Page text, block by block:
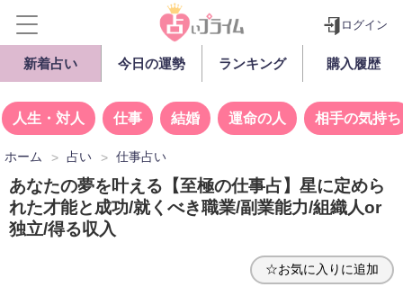
ログイン
新着占い 今日の運勢 ランキング 購入履歴
人生・対人 仕事 結婚 運命の人 相手の気持ち
ホーム 占い 仕事占い
あなたの夢を叶える【至極の仕事占】星に定めら
れた才能と成功/就くべき職業/副業能力/組織人or
独立/得る収入
☆お気に入りに追加